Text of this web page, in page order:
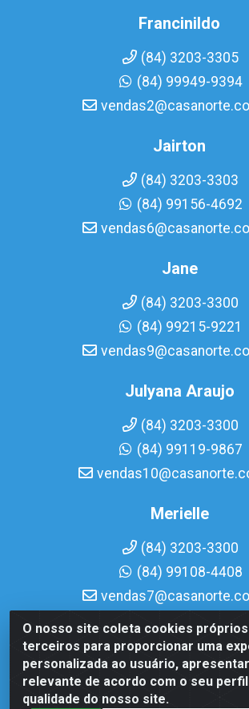
O nosso site coleta cookies
terceiros para proporcionar uma
personalizada ao usuário,
relevante de acordo com o seu
qualidade do nosso site.
Francinildo
(84) 3203-3305
(84) 99949-9394
Jairton
(84) 3203-3303
(84) 99156-4692
Jane
(84) 3203-3300
(84) 99215-9221
Julyana Araujo
(84) 3203-3300
(84) 99119-9867
Merielle
(84) 3203-3300
(84) 99108-4408
Casa Norte LTDA - Av. Interventor Mário
Dix-Sept Rosado, Natal/RN - CEP
08.713.513/0001-51